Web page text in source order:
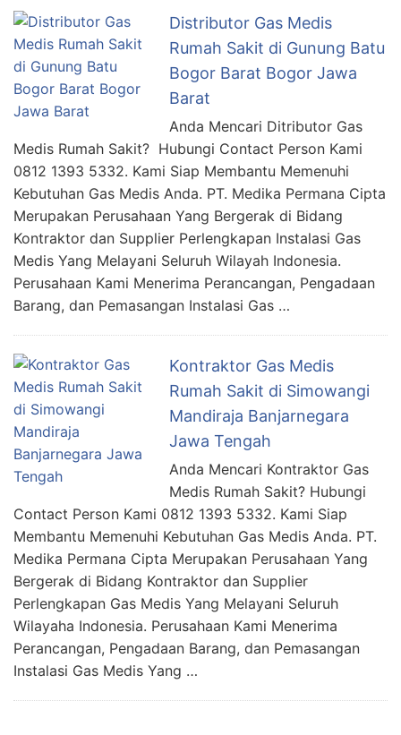
Distributor Gas Medis
Rumah Sakit di Gunung Batu
Bogor Barat Bogor Jawa
Barat
Anda Mencari Ditributor Gas
Medis Rumah Sakit? Hubungi Contact Person Kami
0812 1393 5332. Kami Siap Membantu Memenuhi
Kebutuhan Gas Medis Anda. PT. Medika Permana Cipta
Merupakan Perusahaan Yang Bergerak di Bidang
Kontraktor dan Supplier Perlengkapan Instalasi Gas
Medis Yang Melayani Seluruh Wilayah Indonesia.
Perusahaan Kami Menerima Perancangan, Pengadaan
Barang, dan Pemasangan Instalasi Gas …
Kontraktor Gas Medis
Rumah Sakit di Simowangi
Mandiraja Banjarnegara
Jawa Tengah
Anda Mencari Kontraktor Gas
Medis Rumah Sakit? Hubungi
Contact Person Kami 0812 1393 5332. Kami Siap
Membantu Memenuhi Kebutuhan Gas Medis Anda. PT.
Medika Permana Cipta Merupakan Perusahaan Yang
Bergerak di Bidang Kontraktor dan Supplier
Perlengkapan Gas Medis Yang Melayani Seluruh
Wilayaha Indonesia. Perusahaan Kami Menerima
Perancangan, Pengadaan Barang, dan Pemasangan
Instalasi Gas Medis Yang …